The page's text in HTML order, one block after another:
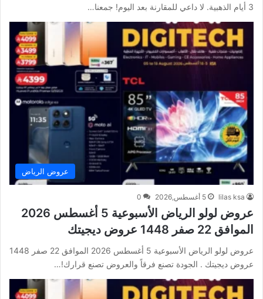
3 أيام الذهبية. لا داعي للمقارنة بعد اليوم! جمعنا…
عروض الرياض
lilas ksa 5 أغسطس,2026 0
عروض لولو الرياض الأسبوعية 5 أغسطس 2026
الموافق 22 صفر 1448 عروض ديجيتك
عروض لولو الرياض الأسبوعية 5 أغسطس 2026 الموافق 22 صفر 1448
عروض ديجيتك . الجودة تصنع فرقاً والعروض تصنع قرارك!…